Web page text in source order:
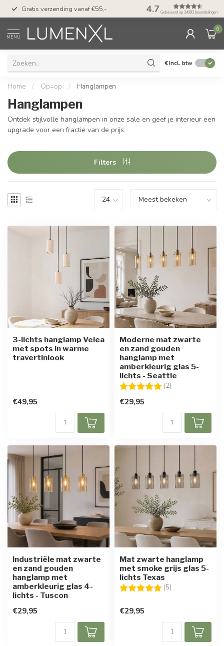
Gratis verzending vanaf €55,- 50 dagen
met Klarna
4.7 Gebaseerd op 24393 beoordelingen
MENU
0
€Incl. btw
Home / Op=op / Hanglampen
Hanglampen
Ontdek stijlvolle hanglampen in onze sale en geef je interieur een
upgrade voor een fractie van de prijs.
Filters
3-lichts hanglamp Velea
met spots in warme
travertinlook
€49,95
Moderne mat zwarte
en zand gouden
hanglamp met
amberkleurig glas 5-
lichts - Seattle
Beoordeling: (2)
€29,95
Industriële mat zwarte
en zand gouden
hanglamp met
amberkleurig glas 4-
lichts - Tuscon
€29,95
Mat zwarte hanglamp
met smoke grijs glas 5-
lichts Texas
Beoordeling: (5)
€29,95